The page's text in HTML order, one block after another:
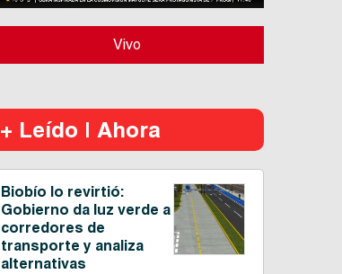
Vivo
+ Leído | Ahora
Biobío lo revirtió:
Gobierno da luz verde a
corredores de
transporte y analiza
alternativas